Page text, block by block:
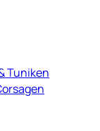
Tuniken